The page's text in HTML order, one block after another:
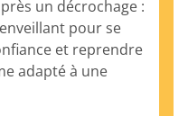
un décrochage :
pour se
et reprendre
adapté à une